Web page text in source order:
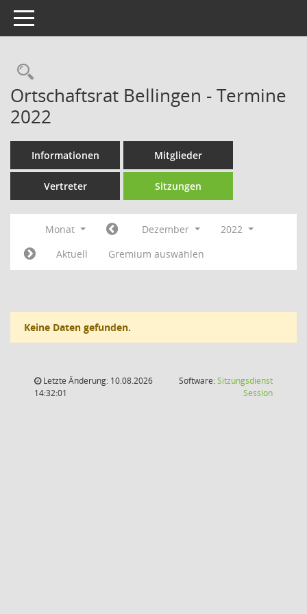
Toggle navigation
Rechercheauswahl
Ortschaftsrat Bellingen - Termine
2022
Informationen Mitglieder
Vertreter Sitzungen
Monat Dezember
2022
Aktuell
Gremium auswählen
Keine Daten gefunden.
Letzte Änderung: 10.08.2026
14:32:01
Software:Sitzungsdienst
Session(Wird in